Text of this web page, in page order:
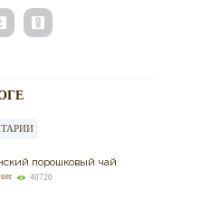
порошковый чай
40720